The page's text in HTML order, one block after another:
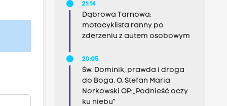
21:14
Dąbrowa Tarnowa:
motocyklista ranny po
zderzeniu z autem osobowym
20:05
Św. Dominik, prawda i droga
do Boga. O. Stefan Maria
Norkowski OP: „Podnieść oczy
ku niebu”